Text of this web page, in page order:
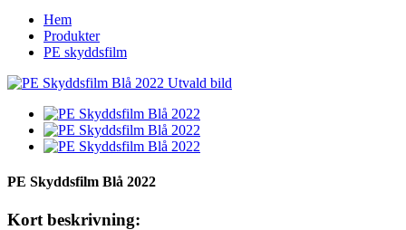
Hem
Produkter
PE skyddsfilm
PE Skyddsfilm Blå 2022
Kort beskrivning: